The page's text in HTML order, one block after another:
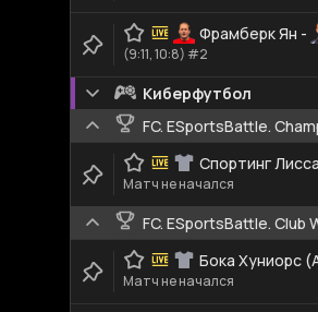
Фрамберк Ян -
(9:11, 10:8) #2
Киберфутбол
FC. ESportsBattle.
Спортинг
Матч не начался
FC. ESportsBattle. Club
Бока Хуниорс
Матч не начался